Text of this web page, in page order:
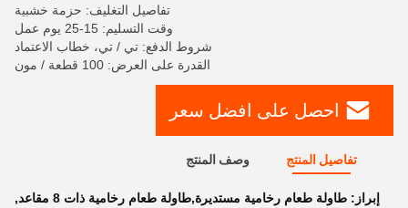
تفاصيل التغليف: حزمة خشبية
وقت التسليم: 15-25 يوم عمل
شروط الدفع: تي / تي، خطاب الاعتماد
القدرة على العرض: 100 قطعة / مون
احصل على افضل سعر
تفاصيل المنتج وصف المنتج
إبراز: طاولة طعام رخامية مستديرة,طاولة طعام رخامية ذات 8 مقاعد
,